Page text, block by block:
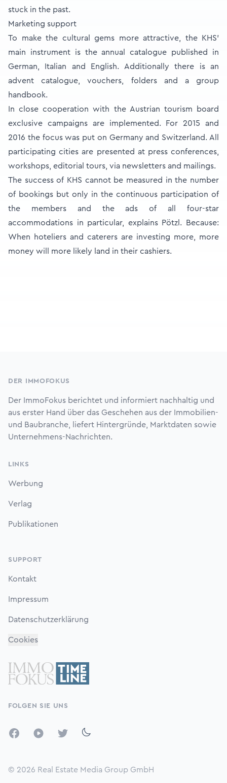
stuck in the past.
Marketing support
To make the cultural gems more attractive, the KHS’
main instrument is the annual catalogue published in
German, Italian and English. Additionally there is an
advent catalogue, vouchers, folders and a group
handbook.
In close cooperation with the Austrian tourism board
exclusive campaigns are implemented. For 2015 and
2016 the focus was put on Germany and Switzerland. All
participating cities are presented at press conferences,
workshops, editorial tours, via newsletters and mailings.
The success of KHS cannot be measured in the number
of bookings but only in the continuous participation of
the members and the ads of all four-star
accommodations in particular, explains Pötzl. Because:
When hoteliers and caterers are investing more, more
money will more likely land in their cashiers.
DER IMMOFOKUS
Der ImmoFokus berichtet und informiert nachhaltig und
aus erster Hand über das Geschehen aus der Immobilien-
und Baubranche, liefert Hintergründe, Marktdaten sowie
Unternehmens-Nachrichten.
LINKS
Werbung
Verlag
Publikationen
SUPPORT
Kontakt
Impressum
Datenschutzerklärung
Cookies
FOLGEN SIE UNS
FacebookYouTubeTwitter
© 2026 Real Estate Media Group GmbH